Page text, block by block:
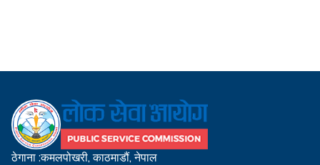
ठेगाना :कमलपोखरी, काठमाडौं, नेपाल